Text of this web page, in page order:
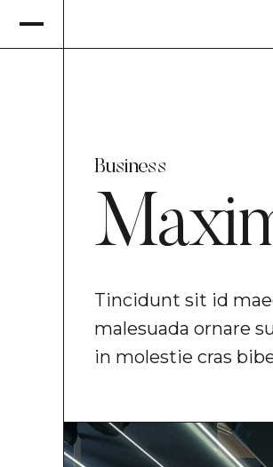
Business
Tincidunt sit id
malesuada ornare
in molestie cras